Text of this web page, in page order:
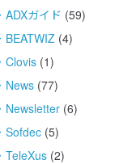
ADXガイド (59)
BEATWIZ (4)
Clovis (1)
News (77)
Newsletter (6)
Sofdec (5)
TeleXus (2)